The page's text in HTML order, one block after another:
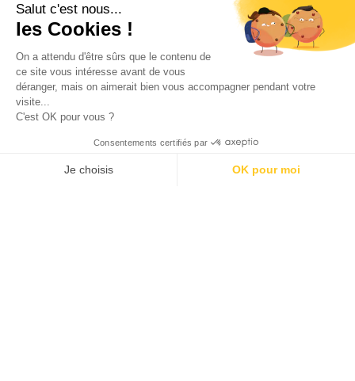
Salut c'est nous...
les Cookies !
On a attendu d'être sûrs que le contenu de
ce site vous intéresse avant de vous
déranger, mais on aimerait bien vous accompagner pendant votre
visite...
C'est OK pour vous ?
Consentements certifiés par
Je choisis OK pour moi
Calendrier de l’avent 2026
Calendrier de l’avent beauté 2026
Enfants
Disneyland Paris pas cher
Déco
Recevez les derniers bons plans par mail !